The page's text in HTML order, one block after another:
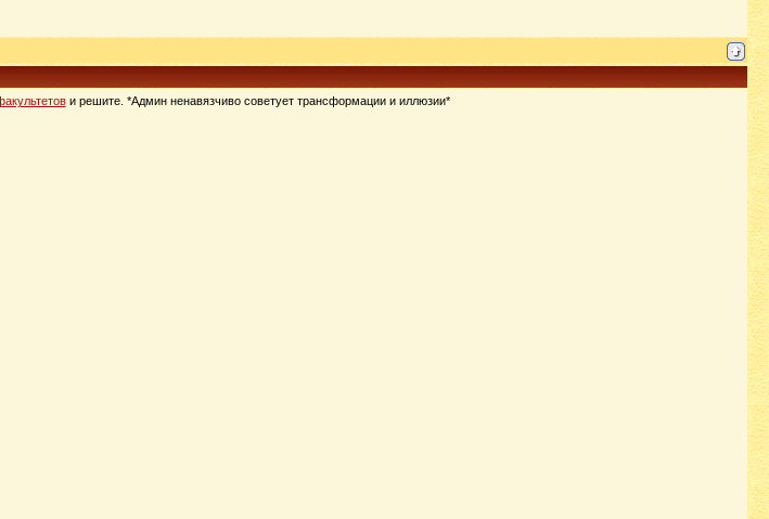
и решите. *Админ ненавязчиво советует трансформации и иллюзии*